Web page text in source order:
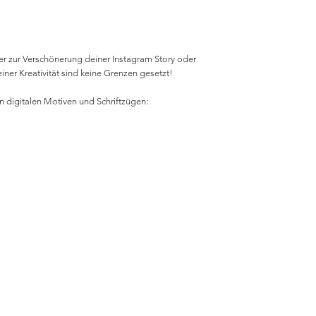
zur Verschönerung deiner Instagram Story oder
Kreativität sind keine Grenzen gesetzt!
digitalen Motiven und Schriftzügen: